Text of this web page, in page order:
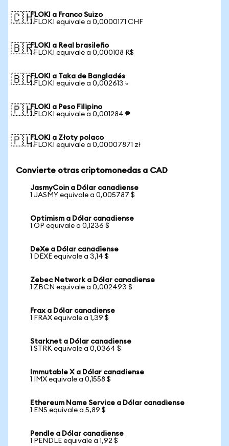
🇨🇭FLOKI a Franco Suizo
1 FLOKI equivale a 0,0000171 CHF
🇧🇷FLOKI a Real brasileño
1 FLOKI equivale a 0,000108 R$
🇧🇩FLOKI a Taka de Bangladés
1 FLOKI equivale a 0,002613 ৳
🇵🇭FLOKI a Peso Filipino
1 FLOKI equivale a 0,001284 ₱
🇵🇱FLOKI a Złoty polaco
1 FLOKI equivale a 0,00007871 zł
Convierte otras criptomonedas a CAD
JasmyCoin a Dólar canadiense
1 JASMY equivale a 0,005787 $
Optimism a Dólar canadiense
1 OP equivale a 0,1236 $
DeXe a Dólar canadiense
1 DEXE equivale a 3,14 $
Zebec Network a Dólar canadiense
1 ZBCN equivale a 0,002493 $
Frax a Dólar canadiense
1 FRAX equivale a 1,39 $
Starknet a Dólar canadiense
1 STRK equivale a 0,0364 $
Immutable X a Dólar canadiense
1 IMX equivale a 0,1558 $
Ethereum Name Service a Dólar canadiense
1 ENS equivale a 5,89 $
Pendle a Dólar canadiense
1 PENDLE equivale a 1,92 $